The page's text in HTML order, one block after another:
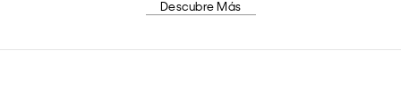
Descubre Más